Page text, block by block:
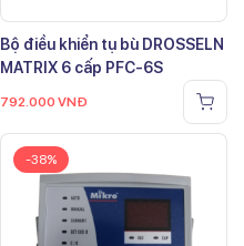
Bộ điều khiển tụ bù DROSSELN
MATRIX 6 cấp PFC-6S
792.000 VNĐ
-38%